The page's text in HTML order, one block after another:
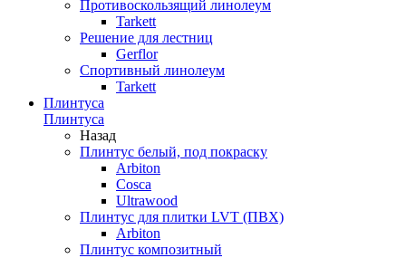
Противоскользящий линолеум
Tarkett
Решение для лестниц
Gerflor
Спортивный линолеум
Tarkett
Плинтуса
Плинтуса
Назад
Плинтус белый, под покраску
Arbiton
Cosca
Ultrawood
Плинтус для плитки LVT (ПВХ)
Arbiton
Плинтус композитный